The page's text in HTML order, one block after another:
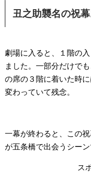
丑之助襲名の祝
劇場に入ると、１階の
ました。一部分だけで
の席の３階に着いた時
変わっていて残念。
一幕が終わると、この
が五条橋で出会うシーン
ス